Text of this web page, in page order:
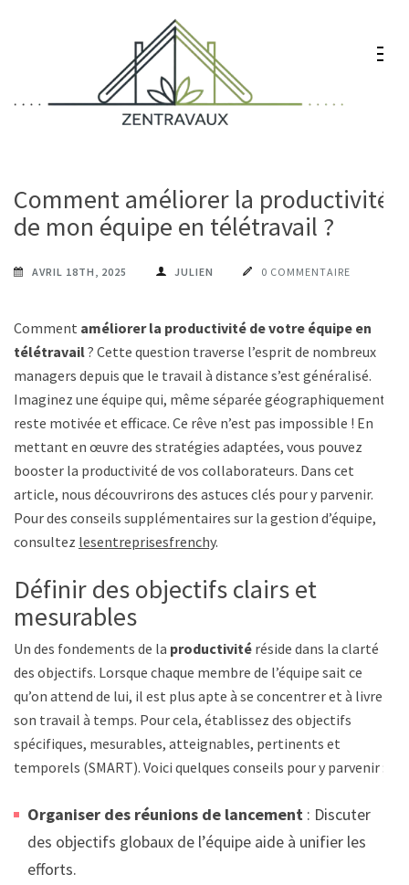
Comment améliorer la productivité
de mon équipe en télétravail ?
AVRIL 18TH, 2025 JULIEN 0 COMMENTAIRE
Comment améliorer la productivité de votre équipe en
télétravail? Cette question traverse l’esprit de nombreux
managers depuis que le travail à distance s’est généralisé.
Imaginez une équipe qui, même séparée géographiquement,
reste motivée et efficace. Ce rêve n’est pas impossible ! En
mettant en œuvre des stratégies adaptées, vous pouvez
booster la productivité de vos collaborateurs. Dans cet
article, nous découvrirons des astuces clés pour y parvenir.
Pour des conseils supplémentaires sur la gestion d’équipe,
consultez lesentreprisesfrenchy.
Définir des objectifs clairs et
mesurables
Un des fondements de la productivité réside dans la clarté
des objectifs. Lorsque chaque membre de l’équipe sait ce
qu’on attend de lui, il est plus apte à se concentrer et à livrer
son travail à temps. Pour cela, établissez des objectifs
spécifiques, mesurables, atteignables, pertinents et
temporels (SMART). Voici quelques conseils pour y parvenir :
Organiser des réunions de lancement : Discuter
des objectifs globaux de l’équipe aide à unifier les
efforts.